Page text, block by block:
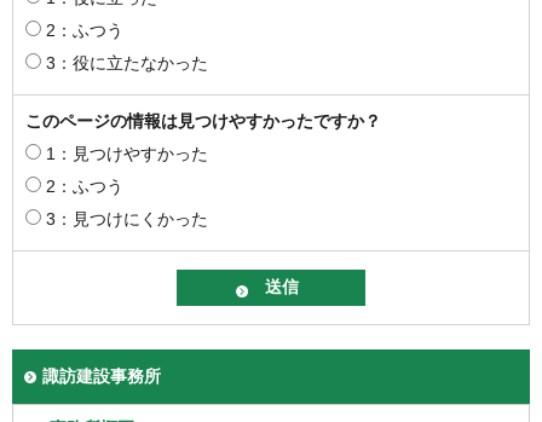
2：ふつう
3：役に立たなかった
このページの情報は見つけやすかったですか？
1：見つけやすかった
2：ふつう
3：見つけにくかった
諏訪建設事務所